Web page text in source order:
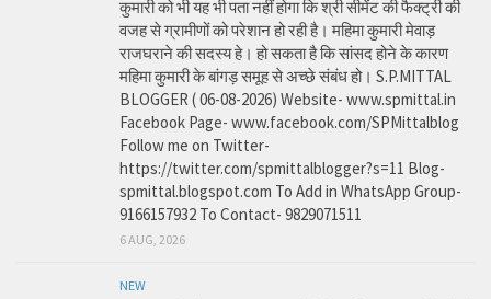
कुमारी को भी यह भी पता नहीं होगा कि श्री सीमेंट की फैक्ट्री की
वजह से ग्रामीणों को परेशान हो रही है। महिमा कुमारी मेवाड़
राजघराने की सदस्य हे। हो सकता है कि सांसद होने के कारण
महिमा कुमारी के बांगड़ समूह से अच्छे संबंध हो। S.P.MITTAL
BLOGGER ( 06-08-2026) Website- www.spmittal.in
Facebook Page- www.facebook.com/SPMittalblog
Follow me on Twitter-
https://twitter.com/spmittalblogger?s=11 Blog-
spmittal.blogspot.com To Add in WhatsApp Group-
9166157932 To Contact- 9829071511
6 AUG, 2026
NEW